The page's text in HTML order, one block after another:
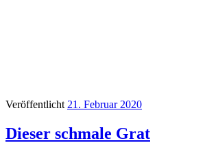
Veröffentlicht 21. Februar 2020
Dieser schmale Grat